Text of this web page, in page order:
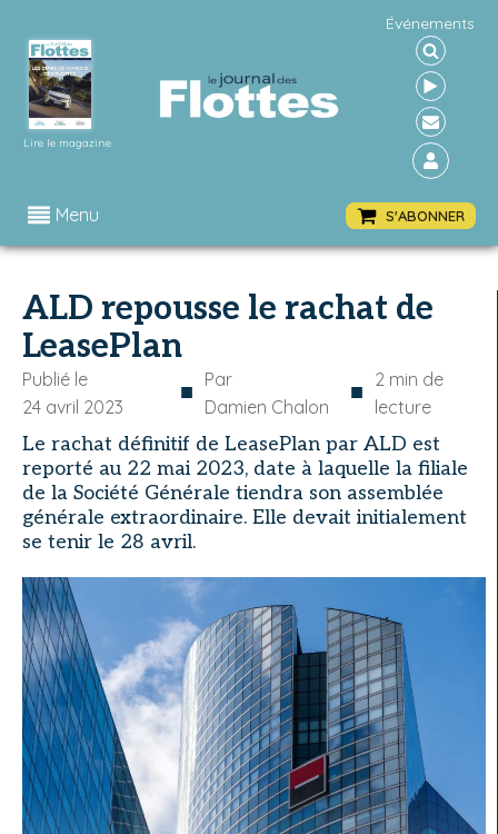
Lire le magazine
Événements
Menu S'ABONNER
ALD repousse le rachat de
LeasePlan
Publié le
24 avril 2023
■ Par
Damien Chalon
■ 2 min de
lecture
Le rachat définitif de LeasePlan par ALD est
reporté au 22 mai 2023, date à laquelle la filiale
de la Société Générale tiendra son assemblée
générale extraordinaire. Elle devait initialement
se tenir le 28 avril.